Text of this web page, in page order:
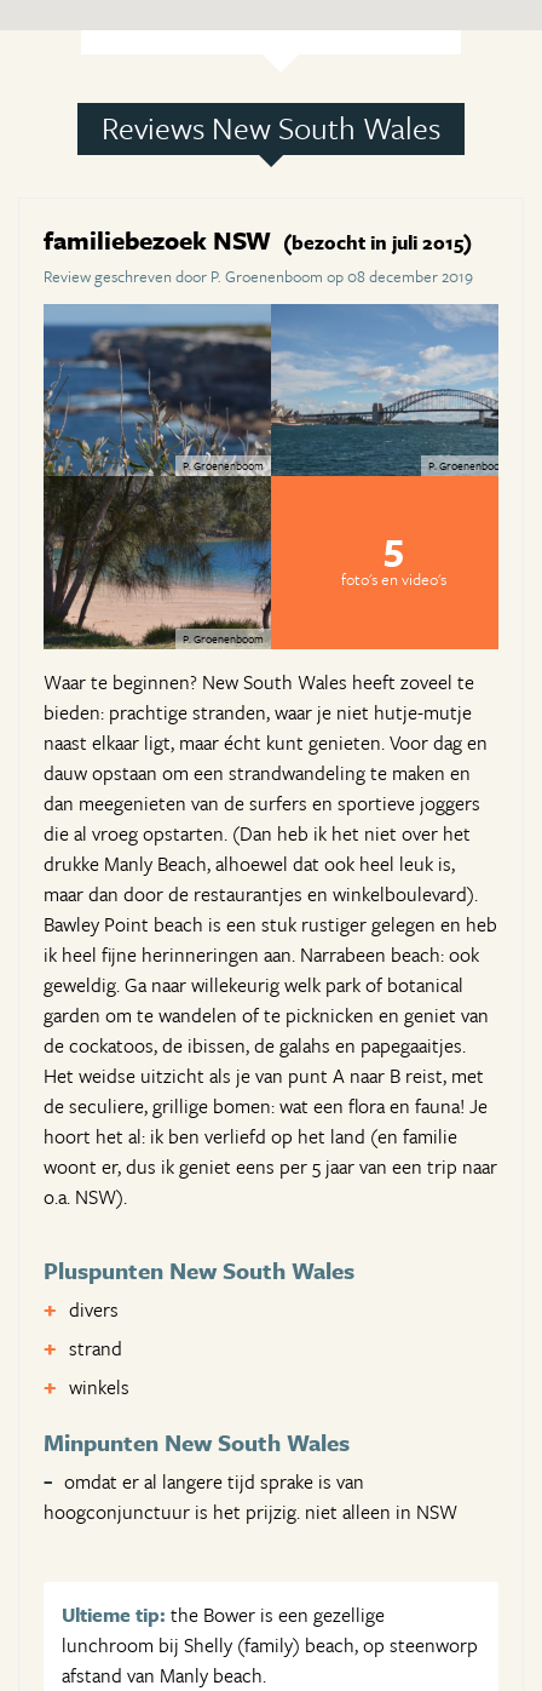
Reviews New South Wales
familiebezoek NSW (bezocht in juli 2015)
Review geschreven door P. Groenenboom op 08 december 2019
P. Groenenboom P. Groenenboom
P. Groenenboom
5
foto's en video's
Waar te beginnen? New South Wales heeft zoveel te
bieden: prachtige stranden, waar je niet hutje-mutje
naast elkaar ligt, maar écht kunt genieten. Voor dag en
dauw opstaan om een strandwandeling te maken en
dan meegenieten van de surfers en sportieve joggers
die al vroeg opstarten. (Dan heb ik het niet over het
drukke Manly Beach, alhoewel dat ook heel leuk is,
maar dan door de restaurantjes en winkelboulevard).
Bawley Point beach is een stuk rustiger gelegen en heb
ik heel fijne herinneringen aan. Narrabeen beach: ook
geweldig. Ga naar willekeurig welk park of botanical
garden om te wandelen of te picknicken en geniet van
de cockatoos, de ibissen, de galahs en papegaaitjes.
Het weidse uitzicht als je van punt A naar B reist, met
de seculiere, grillige bomen: wat een flora en fauna! Je
hoort het al: ik ben verliefd op het land (en familie
woont er, dus ik geniet eens per 5 jaar van een trip naar
o.a. NSW).
Pluspunten New South Wales
divers
strand
winkels
Minpunten New South Wales
omdat er al langere tijd sprake is van
hoogconjunctuur is het prijzig. niet alleen in NSW
Ultieme tip: the Bower is een gezellige
lunchroom bij Shelly (family) beach, op steenworp
afstand van Manly beach.